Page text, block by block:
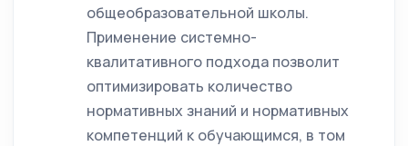
общеобразовательной школы.
Применение системно-
квалитативного подхода позволит
оптимизировать количество
нормативных знаний и нормативных
компетенций к обучающимся, в том